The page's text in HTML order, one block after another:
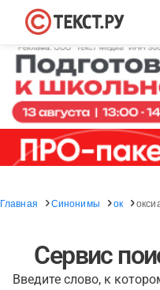
Главная Синонимы ок
Сервис
Введите слово, к